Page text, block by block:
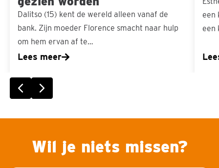
Dalitso (15) kent de wereld alleen vanaf de
bank. Zijn moeder Florence smacht naar hulp
om hem ervan af te…
Lees meer
een
een
Vorige slideVolgende slide
Wil je niets missen?